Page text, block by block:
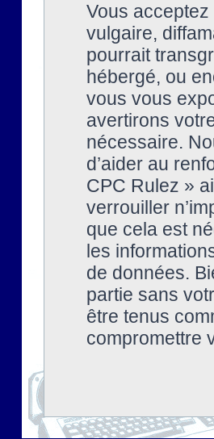
Vous
vulgaire,
pourrait
hébergé, ou
vous vous
avertirons
nécessaire.
d’aider au
CPC Rulez »
verrouiller
que cela est
les
de données.
partie sans
être tenus
compromettre